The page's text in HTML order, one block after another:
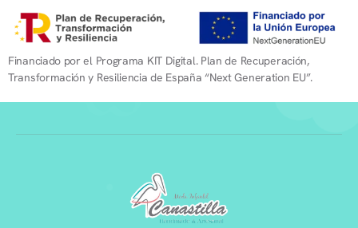
Financiado por el Programa KIT Digital. Plan de Recuperación,
Transformación y Resiliencia de España “Next Generation EU”.